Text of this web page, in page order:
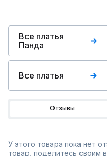
Все платья
Панда
Все платья
Отзывы
У этого товара пока нет
товар, поделитесь своим